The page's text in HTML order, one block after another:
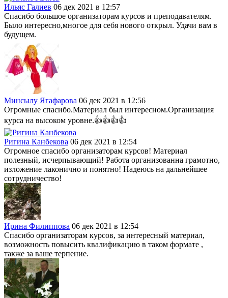
Ильяс Галиев 06 дек 2021 в 12:57
Спасибо большое организаторам курсов и преподавателям.
Было интересно,многое для себя нового открыл. Удачи вам в
будущем.
Минсылу Ягафарова 06 дек 2021 в 12:56
Огромные спасибо.Материал был интересном.Организация
курса на высоком уровне.👍👍👍👍
Ригина Канбекова 06 дек 2021 в 12:54
Огромное спасибо организаторам курсов! Материал
полезный, исчерпывающий! Работа организованна грамотно,
изложение лаконично и понятно! Надеюсь на дальнейшее
сотрудничество!
Ирина Филиппова 06 дек 2021 в 12:54
Спасибо организаторам курсов, за интересный материал,
возможность повысить квалификацию в таком формате ,
также за ваше терпение.